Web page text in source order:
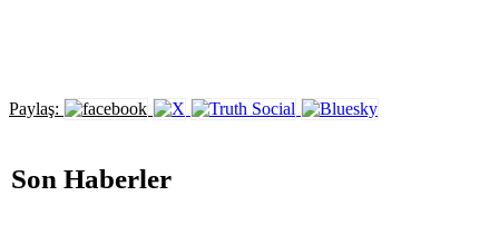
Paylaş:
Son Haberler